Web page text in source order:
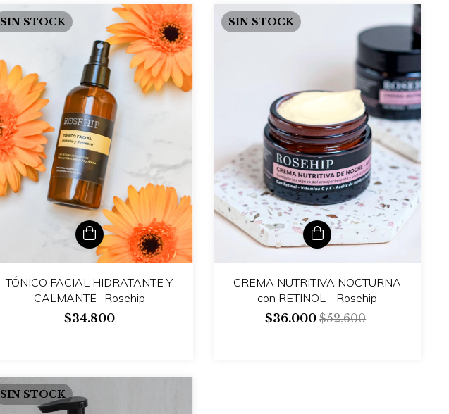
SIN STOCK
TÓNICO FACIAL HIDRATANTE Y
CALMANTE- Rosehip
$34.800
SIN STOCK
CREMA NUTRITIVA NOCTURNA
con RETINOL - Rosehip
$36.000$52.600
SIN STOCK